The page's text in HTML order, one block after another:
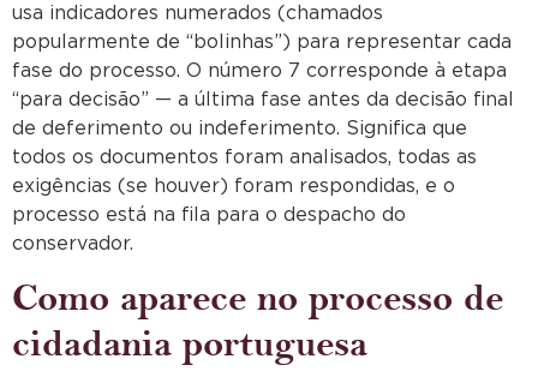
usa indicadores numerados (chamados
popularmente de “bolinhas”) para representar cada
fase do processo. O número 7 corresponde à etapa
“para decisão” — a última fase antes da decisão final
de deferimento ou indeferimento. Significa que
todos os documentos foram analisados, todas as
exigências (se houver) foram respondidas, e o
processo está na fila para o despacho do
conservador.
Como aparece no processo de
cidadania portuguesa